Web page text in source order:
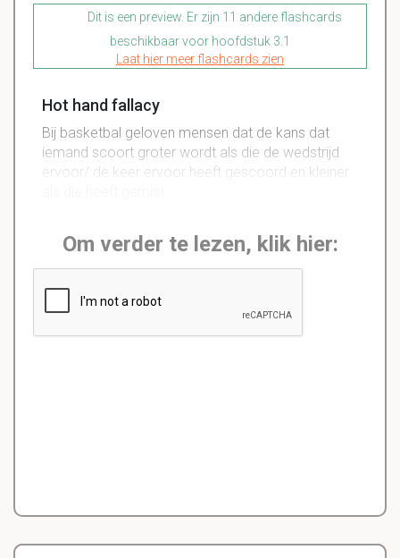
Dit is een preview. Er zijn 11 andere flashcards
beschikbaar voor hoofdstuk 3.1
Laat hier meer flashcards zien
Hot hand fallacy
Bij basketbal geloven mensen dat de kans dat
iemand scoort groter wordt als die de wedstrijd
ervoor/ de keer ervoor heeft gescoord en kleiner
Om verder te lezen, klik hier: